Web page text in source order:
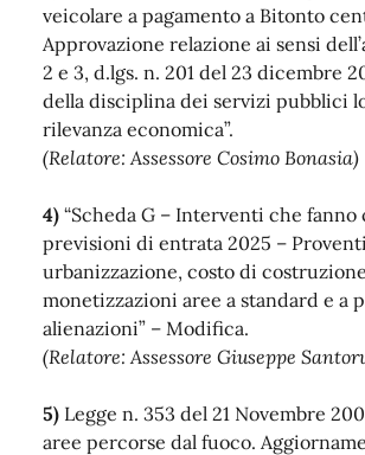
veicolare a pagamento a Bitonto
Approvazione relazione ai sensi
2 e 3, d.lgs. n. 201 del 23 dicembre
della disciplina dei servizi pubblici
rilevanza economica”.
(Relatore: Assessore Cosimo Bonasia)
4) “Scheda G – Interventi che fanno
previsioni di entrata 2025 –
urbanizzazione, costo di
monetizzazioni aree a standard e a
alienazioni” – Modifica.
(Relatore: Assessore Giuseppe
5) Legge n. 353 del 21 Novembre
aree percorse dal fuoco.